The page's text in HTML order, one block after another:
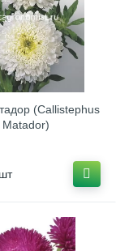
(Callistephus